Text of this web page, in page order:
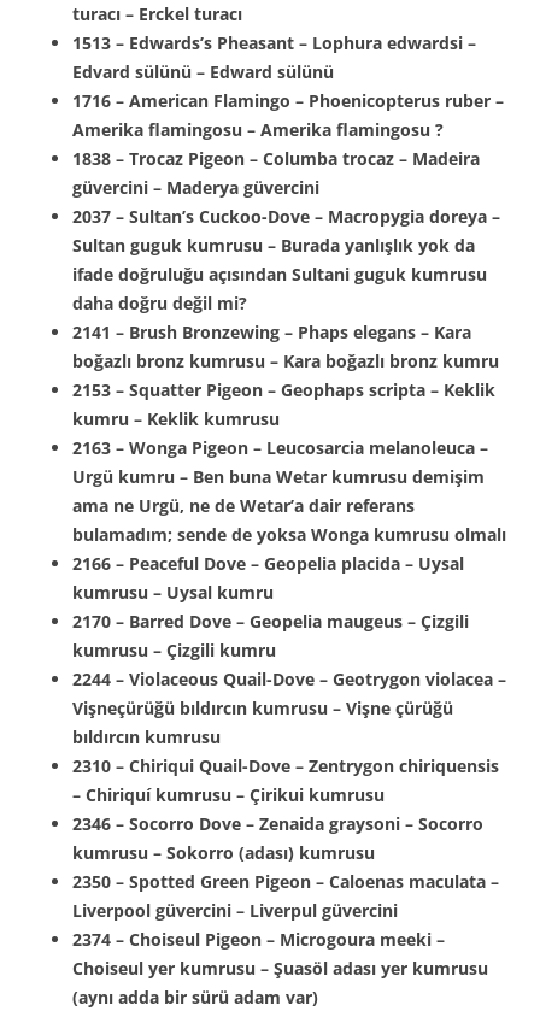
turacı – Erckel turacı
1513 – Edwards’s Pheasant – Lophura edwardsi –
Edvard sülünü – Edward sülünü
1716 – American Flamingo – Phoenicopterus ruber –
Amerika flamingosu – Amerika flamingosu ?
1838 – Trocaz Pigeon – Columba trocaz – Madeira
güvercini – Maderya güvercini
2037 – Sultan’s Cuckoo-Dove – Macropygia doreya –
Sultan guguk kumrusu – Burada yanlışlık yok da
ifade doğruluğu açısından Sultani guguk kumrusu
daha doğru değil mi?
2141 – Brush Bronzewing – Phaps elegans – Kara
boğazlı bronz kumrusu – Kara boğazlı bronz kumru
2153 – Squatter Pigeon – Geophaps scripta – Keklik
kumru – Keklik kumrusu
2163 – Wonga Pigeon – Leucosarcia melanoleuca –
Urgü kumru – Ben buna Wetar kumrusu demişim
ama ne Urgü, ne de Wetar’a dair referans
bulamadım; sende de yoksa Wonga kumrusu olmalı
2166 – Peaceful Dove – Geopelia placida – Uysal
kumrusu – Uysal kumru
2170 – Barred Dove – Geopelia maugeus – Çizgili
kumrusu – Çizgili kumru
2244 – Violaceous Quail-Dove – Geotrygon violacea –
Vişneçürüğü bıldırcın kumrusu – Vişne çürüğü
bıldırcın kumrusu
2310 – Chiriqui Quail-Dove – Zentrygon chiriquensis
– Chiriquí kumrusu – Çirikui kumrusu
2346 – Socorro Dove – Zenaida graysoni – Socorro
kumrusu – Sokorro (adası) kumrusu
2350 – Spotted Green Pigeon – Caloenas maculata –
Liverpool güvercini – Liverpul güvercini
2374 – Choiseul Pigeon – Microgoura meeki –
Choiseul yer kumrusu – Şuasöl adası yer kumrusu
(aynı adda bir sürü adam var)